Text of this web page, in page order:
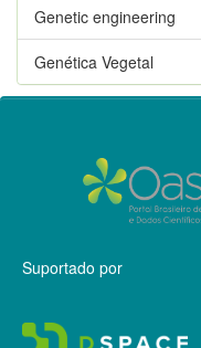
Genetic engineering
Genética Vegetal
Suportado por